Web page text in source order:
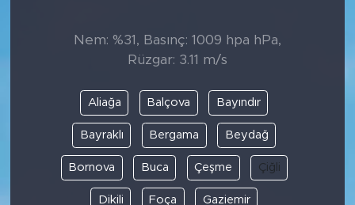
Nem: %31, Basınç: 1009 hpa hPa,
Rüzgar: 3.11 m/s
Aliağa Balçova Bayındır
Bayraklı Bergama Beydağ
Bornova Buca Çeşme Çiğli
Dikili Foça Gaziemir